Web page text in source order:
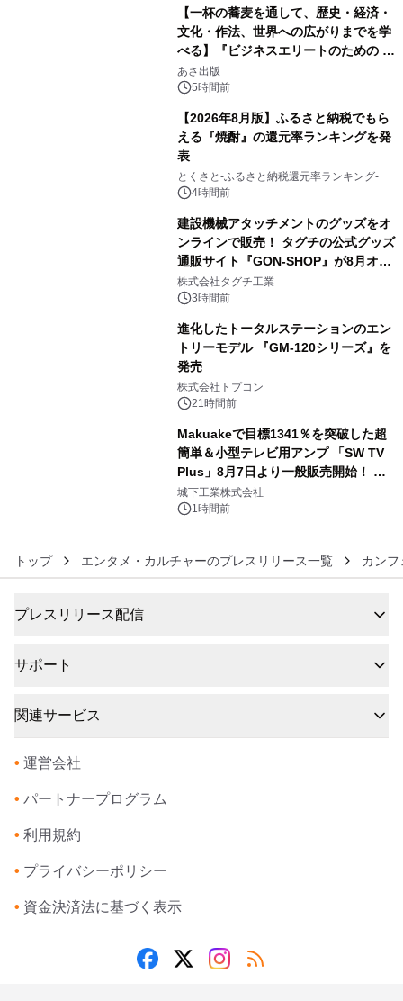
【一杯の蕎麦を通して、歴史・経済・
文化・作法、世界への広がりまでを学
べる】『ビジネスエリートのための 教
養としての蕎麦』2026年8月25日
（火）発売
あさ出版
5時間前
【2026年8月版】ふるさと納税でもら
える『焼酎』の還元率ランキングを発
表
とくさと-ふるさと納税還元率ランキング-
4時間前
建設機械アタッチメントのグッズをオ
ンラインで販売！ タグチの公式グッズ
通販サイト『GON-SHOP』が8月オー
プン
株式会社タグチ工業
3時間前
進化したトータルステーションのエン
トリーモデル 『GM-120シリーズ』を
発売
株式会社トプコン
21時間前
Makuakeで目標1341％を突破した超
簡単＆小型テレビ用アンプ 「SW TV
Plus」8月7日より一般販売開始！ ケ
ーブル1本つなぐだけ、テレビの音が
ぐっと豊かに
城下工業株式会社
1時間前
トップ エンタメ・カルチャーのプレスリリース一覧 カン
プレスリリース配信
サポート
関連サービス
• 運営会社
• パートナープログラム
• 利用規約
• プライバシーポリシー
• 資金決済法に基づく表示